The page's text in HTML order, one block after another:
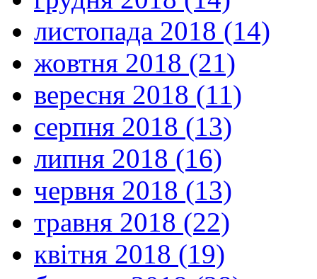
листопада 2018 (14)
жовтня 2018 (21)
вересня 2018 (11)
серпня 2018 (13)
липня 2018 (16)
червня 2018 (13)
травня 2018 (22)
квітня 2018 (19)